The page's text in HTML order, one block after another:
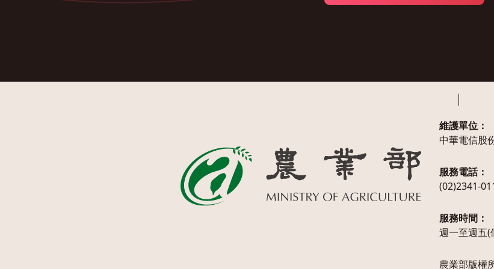
維護單位：
中華電信股
服務電話：
(02)2341-
服務時間：
週一至週五(
農業部版權